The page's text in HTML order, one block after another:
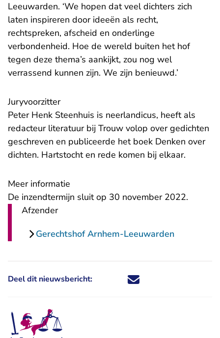
Leeuwarden. ‘We hopen dat veel dichters zich
laten inspireren door ideeën als recht,
rechtspreken, afscheid en onderlinge
verbondenheid. Hoe de wereld buiten het hof
tegen deze thema’s aankijkt, zou nog wel
verrassend kunnen zijn. We zijn benieuwd.’
Juryvoorzitter
Peter Henk Steenhuis is neerlandicus, heeft als
redacteur literatuur bij Trouw volop over gedichten
geschreven en publiceerde het boek Denken over
dichten. Hartstocht en rede komen bij elkaar.
Meer informatie
De inzendtermijn sluit op 30 november 2022.
Afzender
Gerechtshof Arnhem-Leeuwarden
Deel dit nieuwsbericht: Deel dit nieuwsbericht via X -
Deel dit nieuwsbericht via
Deel dit nieuwsbericht
Deel dit